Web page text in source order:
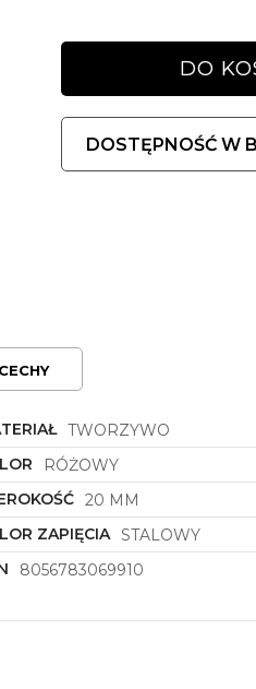
DO
DOSTĘPNOŚĆ W
CECHY
TWORZYWO
RÓŻOWY
20 MM
ZAPIĘCIA STALOWY
8056783069910